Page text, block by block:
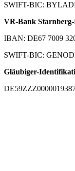
SWIFT-BIC:
VR-Bank
IBAN: DE67 7009
SWIFT-BIC:
Gläubiger-